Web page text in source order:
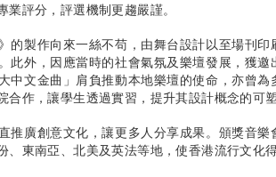
評分，評選機制更趨嚴謹。
的製作向來一絲不苟，由舞台設計以至場刊
此外，因應當時的社會氣氛及樂壇發展，獲
中文金曲」肩負推動本地樂壇的使命，亦曾
合作，讓學生透過實習，提升其設計概念的可塑
推廣創意文化，讓更多人分享成果。頒獎音
、東南亞、北美及英法等地，使香港流行文化